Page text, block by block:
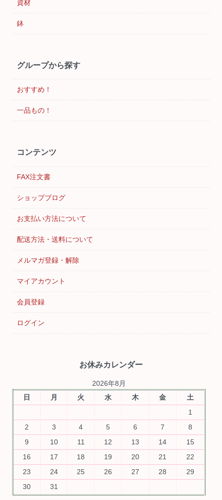
資材
鉢
グループから探す
おすすめ！
一品もの！
コンテンツ
FAX注文書
ショップブログ
お支払い方法について
配送方法・送料について
メルマガ登録・解除
マイアカウント
会員登録
ログイン
お休みカレンダー
2026年8月
日
月 火 水 木 金
土
1
2
3 4 5 6 7
8
9
10 11 12 13 14
15
16
17 18 19 20 21
22
23
24 25 26 27 28
29
30
31